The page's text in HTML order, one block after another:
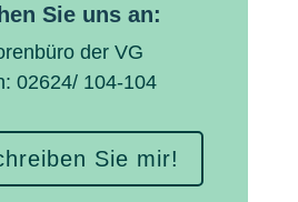
Sie uns an:
der VG
02624/ 104-104
Sie mir!